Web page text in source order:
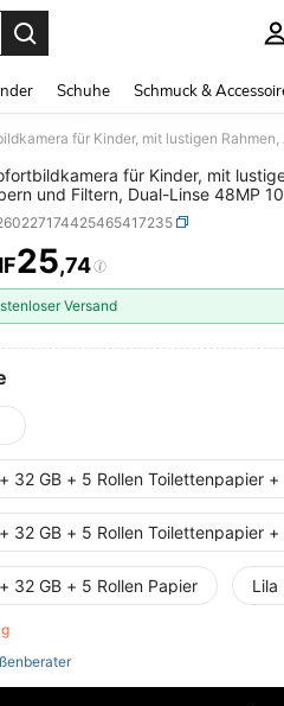
Schuhe Schmuck &
für Kinder, mit
und Filtern, Dual-Linse 48MP
Spielzeug, 16x
Spielen, Selbstauslöser-Modus
Design, ideales
Geburtstagsgeschenk,
AND
25,74
Versand
32 GB + 5 Rollen Toilettenpapier
32 GB + 5 Rollen Toilettenpapier
32 GB + 5 Rollen Papier Lila